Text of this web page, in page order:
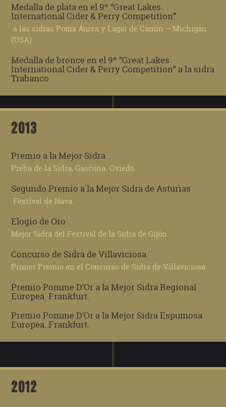
Medalla de plata en el 9º “Great Lakes
International Cider & Perry Competition”
a las sidras Poma Áurea y Lagar de Camín – Michigan
(USA)
Medalla de bronce en el 9º “Great Lakes
International Cider & Perry Competition” a la sidra
Trabanco
2013
Premio a la Mejor Sidra
Preba de la Sidra, Gascona. Oviedo.
Segundo Premio a la Mejor Sidra de Asturias
Festival de Nava.
Elogio de Oro
Mejor Sidra del Festival de la Sidra de Gijón.
Concurso de Sidra de Villaviciosa
Primer Premio en el Concurso de Sidra de Villaviciosa
Premio Pomme D’Or a la Mejor Sidra Regional
Europea. Frankfurt.
Premio Pomme D’Or a la Mejor Sidra Espumosa
Europea. Frankfurt.
2012